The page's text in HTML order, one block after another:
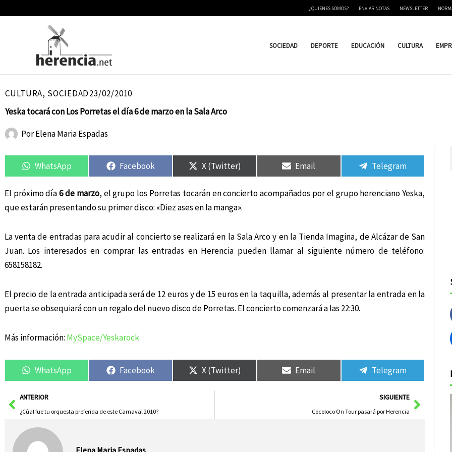
¿QUIENES SOMOS? ENVIAR NOTAS NEWSLETTER
SOCIEDAD DEPORTE EDUCACIÓN CULTURA
CULTURA, SOCIEDAD23/02/2010
Yeska tocará con Los Porretas el día 6 de marzo en la Sala Arco
PorElena Maria Espadas
en
WhatsApp
en
Facebook
en
X (Twitter)
en
Email
en
Telegram
El próximo día6 de marzo, el grupo los Porretas tocarán en concierto acompañados por el grupo herenciano Yeska,
que estarán presentando su primer disco: «Diez ases en la manga».
La venta de entradas para acudir al concierto se realizará en la Sala Arco y en la Tienda Imagina, de Alcázar de San
Juan. Los interesados en comprar las entradas en Herencia pueden llamar al siguiente número de teléfono:
658158182.
El precio de la entrada anticipada será de 12 euros y de 15 euros en la taquilla, además al presentar la entrada en la
puerta se obsequiará con un regalo del nuevo disco de Porretas. El concierto comenzará a las 22:30.
Más información: MySpace/Yeskarock
en
WhatsApp
en
Facebook
en
X (Twitter)
en
Email
en
Telegram
AntANTERIOR
¿Cúal fue tu orquesta preferida de este Carnaval 2010?
SIGUIENTE
Cocoloco On Tour pasará por Herencia
Elena Maria Espadas